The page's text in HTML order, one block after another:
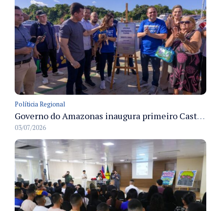
Políticia Regional
Governo do Amazonas inaugura primeiro Castramóvel Fluvial para atendimento veterinário às comunidades ribeirinhas e castração gratuita
03/07/2026